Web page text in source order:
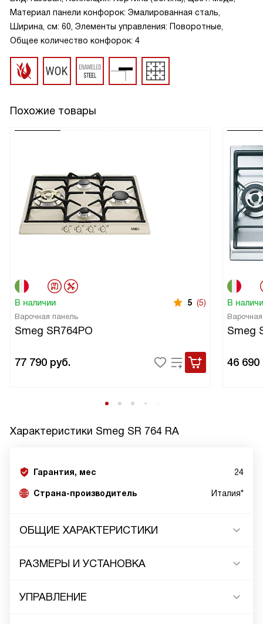
Материал панели конфорок: Эмалированная сталь,
Ширина, см: 60, Элементы управления: Поворотные,
Общее количество конфорок: 4
Похожие товары
В наличии 5 (5)
Варочная панель
Smeg SR764PO
77 790 руб.
В
Smeg
46 690
Характеристики Smeg SR 764 RA
Гарантия, мес 24
Страна-производитель Италия*
ОБЩИЕ ХАРАКТЕРИСТИКИ
РАЗМЕРЫ И УСТАНОВКА
УПРАВЛЕНИЕ